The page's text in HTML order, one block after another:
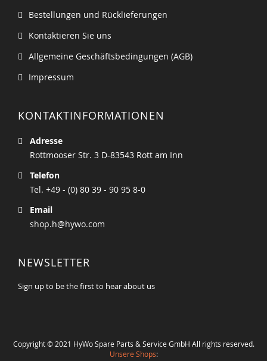
Bestellungen und Rücklieferungen
Kontaktieren Sie uns
Allgemeine Geschäftsbedingungen (AGB)
Impressum
KONTAKTINFORMATIONEN
Adresse
Rottmooser Str. 3 D-83543 Rott am Inn
Telefon
Tel. +49 - (0) 80 39 - 90 95 8-0
Email
shop.h@hywo.com
NEWSLETTER
Sign up to be the first to hear about us
Copyright © 2021 HyWo Spare Parts & Service GmbH All rights reserved.
Unsere Shops: